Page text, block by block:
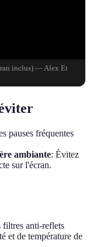
inclus) — Alex Et
pauses fréquentes
ambiante: Évitez
sur l'écran.
filtres anti-reflets
et de température de